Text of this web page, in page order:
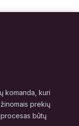
komanda, kuri
prekių
būtų